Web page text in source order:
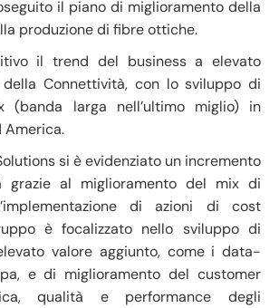
il piano di miglioramento della
produzione di fibre ottiche.
il trend del business a elevato
Connettività, con lo sviluppo di
(banda larga nell’ultimo miglio) in
America.
si è evidenziato un incremento
grazie al miglioramento del mix di
di azioni di cost
è focalizzato nello sviluppo di
valore aggiunto, come i data-
e di miglioramento del customer
qualità e performance degli